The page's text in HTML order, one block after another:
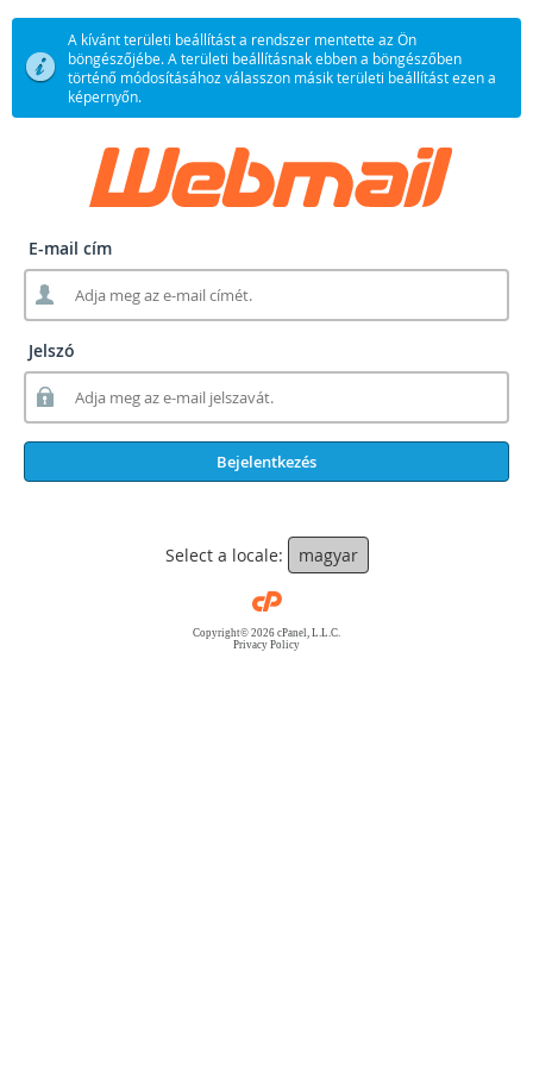
A kívánt területi beállítást a rendszer mentette az Ön
böngészőjébe. A területi beállításnak ebben a böngészőben
történő módosításához válasszon másik területi beállítást ezen a
képernyőn.
E-mail cím
Jelszó
Bejelentkezés
Select a locale: magyar
Copyright© 2026 cPanel, L.L.C.
Privacy Policy